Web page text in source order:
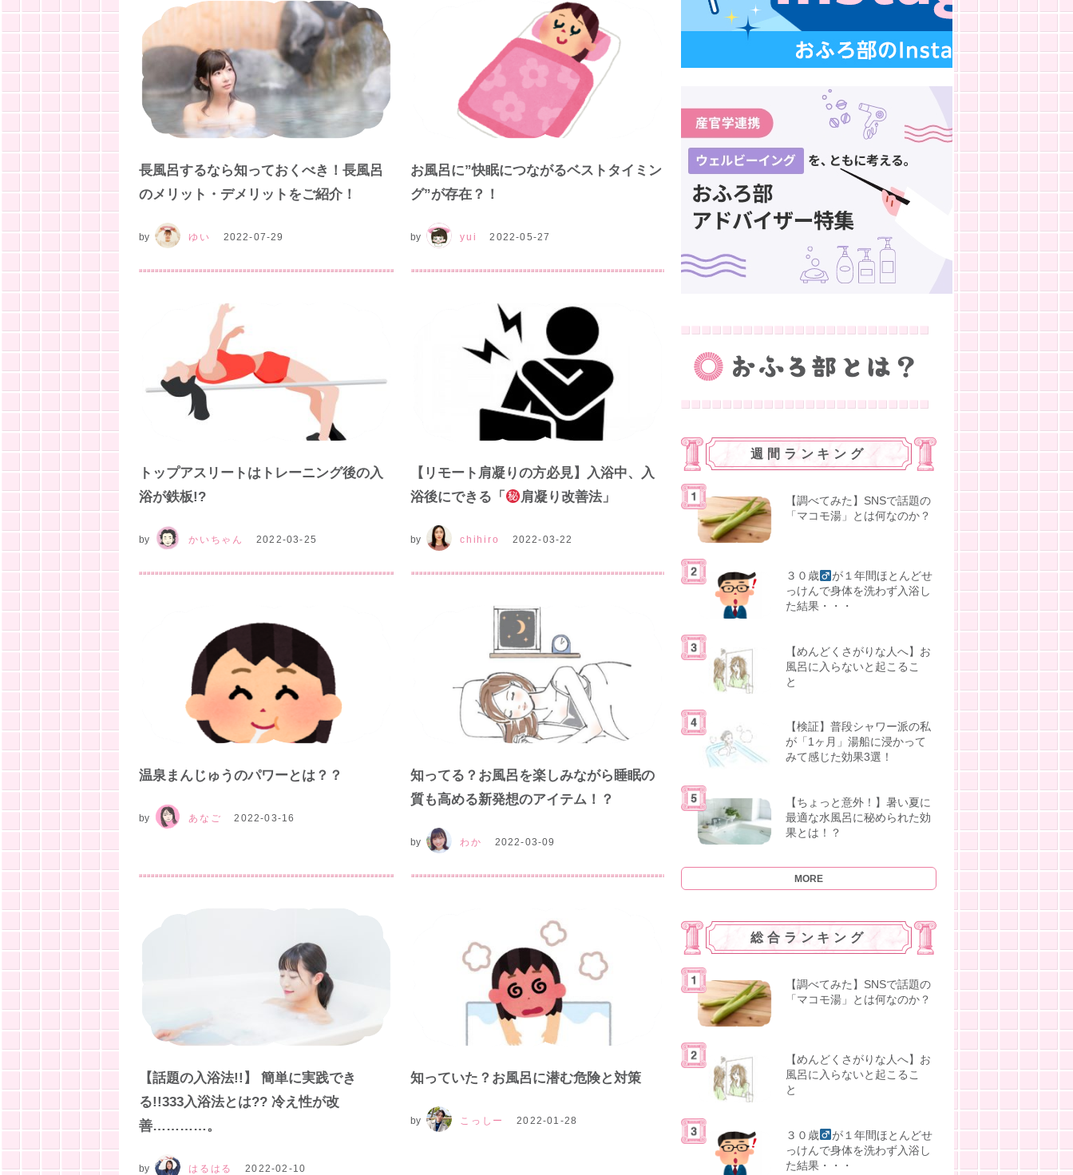
長風呂するなら知っておくべき！長風呂
のメリット・デメリットをご紹介！
by ゆい 2022-07-29
お風呂に”快眠につながるベストタイミン
グ”が存在？！
by yui 2022-05-27
トップアスリートはトレーニング後の入
浴が鉄板!?
by かいちゃん 2022-03-25
【リモート肩凝りの方必見】入浴中、入
浴後にできる「
肩凝り改善法」
by chihiro 2022-03-22
温泉まんじゅうのパワーとは？？
by あなご 2022-03-16
知ってる？お風呂を楽しみながら睡眠の
質も高める新発想のアイテム！？
by わか 2022-03-09
【話題の入浴法!!】 簡単に実践でき
る!!333入浴法とは?? 冷え性が改
善…………。
by はるはる 2022-02-10
知っていた？お風呂に潜む危険と対策
by こっしー 2022-01-28
週間ランキング
【調べてみた】SNSで話題の
「マコモ湯」とは何なのか？
３０歳
が１年間ほとんどせ
っけんで身体を洗わず入浴し
た結果・・・
【めんどくさがりな人へ】お
風呂に入らないと起こるこ
と
【検証】普段シャワー派の私
が「1ヶ月」湯船に浸かって
みて感じた効果3選！
【ちょっと意外！】暑い夏に
最適な水風呂に秘められた効
果とは！？
MORE
総合ランキング
【調べてみた】SNSで話題の
「マコモ湯」とは何なのか？
【めんどくさがりな人へ】お
風呂に入らないと起こるこ
と
３０歳
が１年間ほとんどせ
っけんで身体を洗わず入浴し
た結果・・・